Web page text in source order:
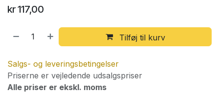
kr117,00
Tilføj til kurv
Salgs- og leveringsbetingelser
Priserne er vejledende udsalgspriser
Alle priser er ekskl. moms